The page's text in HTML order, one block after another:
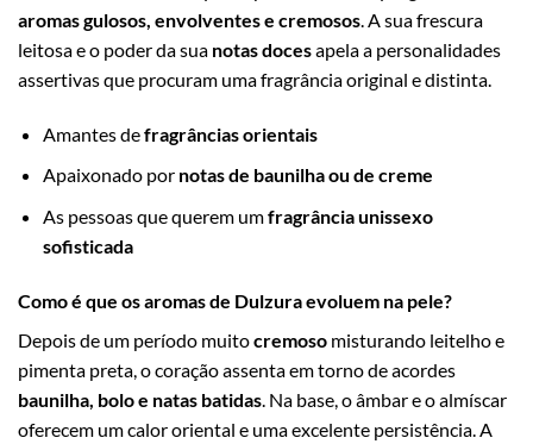
aromas gulosos, envolventes e cremosos. A sua frescura
leitosa e o poder da sua notas docesapela a personalidades
assertivas que procuram uma fragrância original e distinta.
Amantes defragrâncias orientais
Apaixonado por notas de baunilha ou de creme
As pessoas que querem umfragrância unissexo
sofisticada
Como é que os aromas de Dulzura evoluem na pele?
Depois de um período muitocremoso misturando leitelho e
pimenta preta, o coração assenta em torno de acordes
baunilha, bolo e natas batidas . Na base, o âmbar e o almíscar
oferecem um calor oriental e uma excelente persistência. A